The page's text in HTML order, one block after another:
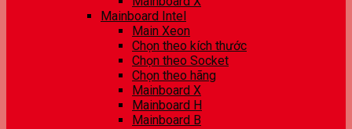
Mainboard Intel
Main Xeon
Chọn theo kích thước
Chọn theo Socket
Chọn theo hãng
Mainboard X
Mainboard H
Mainboard B